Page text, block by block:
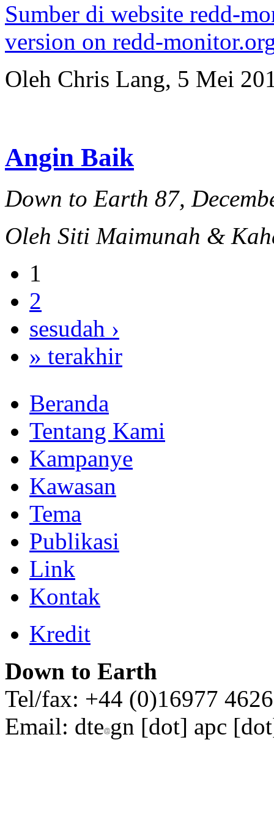
Sumber di website redd-
version on redd-
Oleh Chris Lang, 5 Mei
Angin Baik
Down to Earth 87,
Oleh Siti Maimunah &
1
2
sesudah ›
» terakhir
Beranda
Tentang Kami
Kampanye
Kawasan
Tema
Publikasi
Link
Kontak
Kredit
Down to Earth
Tel/fax: +44 (0)16977
Email: dte gn [dot] apc